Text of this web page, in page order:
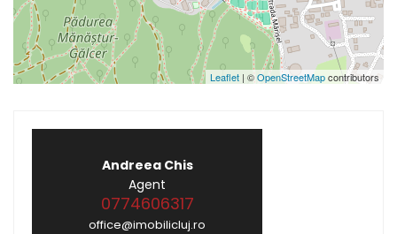
Leaflet | ©OpenStreetMapcontributors
Andreea Chis
Agent
0774606317
office@imobilicluj.ro